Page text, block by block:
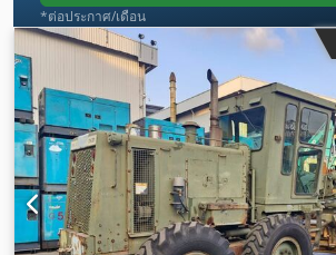
*ต่อประกาศ/เดือน